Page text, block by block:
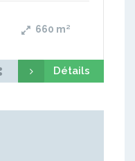
660 m²
Détails